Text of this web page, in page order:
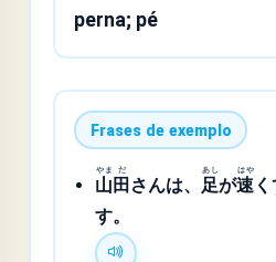
perna; pé
Frases de exemplo
山
やま
田
だ
さんは、 足
あし
が速
はや
す。